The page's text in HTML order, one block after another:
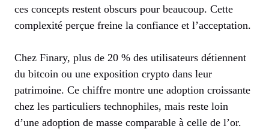
ces concepts restent obscurs pour beaucoup. Cette
complexité perçue freine la confiance et l’acceptation.
Chez Finary, plus de 20 % des utilisateurs détiennent
du bitcoin ou une exposition crypto dans leur
patrimoine. Ce chiffre montre une adoption croissante
chez les particuliers technophiles, mais reste loin
d’une adoption de masse comparable à celle de l’or.